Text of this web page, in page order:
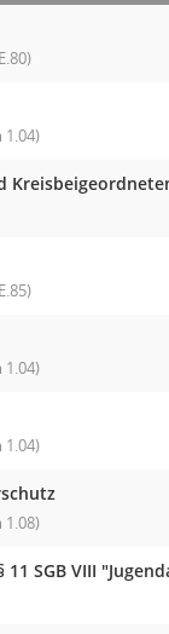
1.04)
1.04)
1.04)
1.08)
SGB VIII